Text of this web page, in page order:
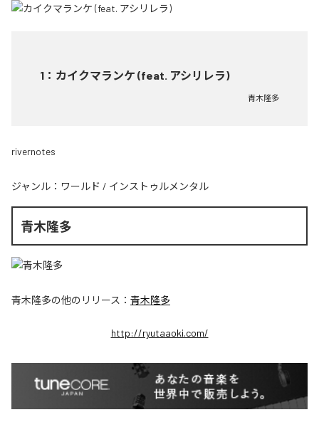
1 ： カイクマランケ (feat. アシリレラ)
青木隆多
rivernotes
ジャンル： ワールド / インストゥルメンタル
青木隆多
青木隆多の他のリリース： 青木隆多
http://ryutaaoki.com/